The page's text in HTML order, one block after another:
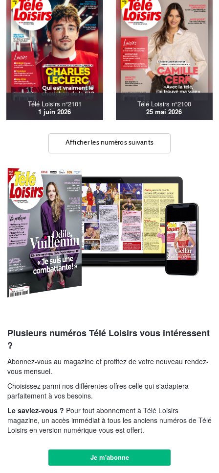
Télé Loisirs n°2101
1 juin 2026
Télé Loisirs n°2100
25 mai 2026
Afficher les numéros suivants
Plusieurs numéros Télé Loisirs vous intéressent
?
Abonnez-vous au magazine et profitez de votre nouveau rendez-
vous mensuel.
Choisissez parmi nos différentes offres celle qui s'adaptera
parfaitement à vos besoins.
Le saviez-vous ? Pour tout abonnement à Télé Loisirs
magazine, un accès immédiat à tous les anciens numéros de Télé
Loisirs en version numérique vous est offert.
Je m'abonne